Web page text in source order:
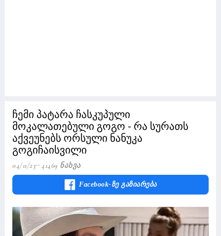
ჩემი პატარა ჩასკუპული
მოკალათებული გოგო - რა სურათს
აქვეუნებს ორსული ნანუკა
გოგიჩაისვილი
04/11/23 41469 Ნახვა
Facebook-Ზე Გაზიარება